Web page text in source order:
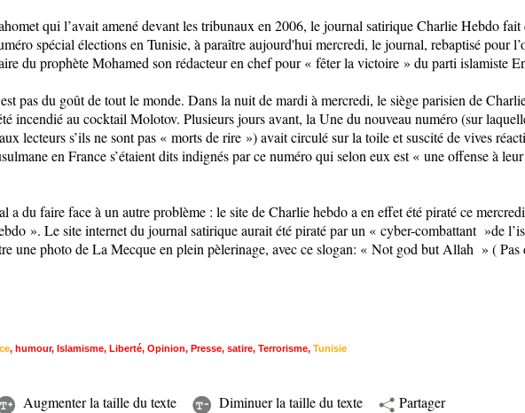
qui l’avait amené devant les tribunaux en 2006, le journal satirique Charlie Hebdo fait
spécial élections en Tunisie, à paraître aujourd'hui mercredi, le journal, rebaptisé pour
du prophète Mohamed son rédacteur en chef pour« fêter la victoire» du parti islamiste
pas du goût de tout le monde. Dans la nuit de mardi à mercredi, le siège parisien de
incendié au cocktail Molotov. Plusieurs jours avant, la Une du nouveau numéro (sur
aux lecteurs s’ils ne sont pas « morts de rire ») avait circulé sur la toile et suscité de vives
en France s’étaient dits indignés par ce numéro qui selon eux est« une offense à
a du faire face à un autre problème : le site de Charlie hebdo a en effet été piraté ce
». Le site internet du journal satirique aurait été piraté par un « cyber-combattant »de
une photo de La Mecque en plein pèlerinage, avec ce slogan: « Not god but Allah » ( Pas
, humour, Islamisme, Liberté, Opinion, Presse, satire, Terrorisme, Tunisie
Augmenter la taille du texte Diminuer la taille du texte Partager